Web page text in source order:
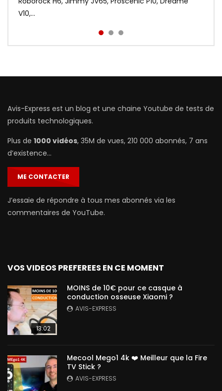
V10,...
prix : http://bit.ly/Redmi-Aird...
Avis-Express est un blog et une chaine Youtube de tests de
produits technologiques.
Plus de 1000 vidéos, 35M de vues, 210 000 abonnés, 7 ans
d’existence…
ME CONTACTER
J’essaie de répondre à tous mes abonnés via les
commentaires de YouTube.
VOS VIDEOS PREFEREES EN CE MOMENT
13:02
MOINS de 10€ pour ce casque à
conduction osseuse Xiaomi ?
AVIS-EXPRESS
Mecool Mego1 4k ❤️ Meilleur que la Fire
TV Stick ?
AVIS-EXPRESS